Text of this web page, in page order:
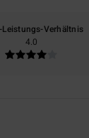
Leistungs-Verhältnis
4.0